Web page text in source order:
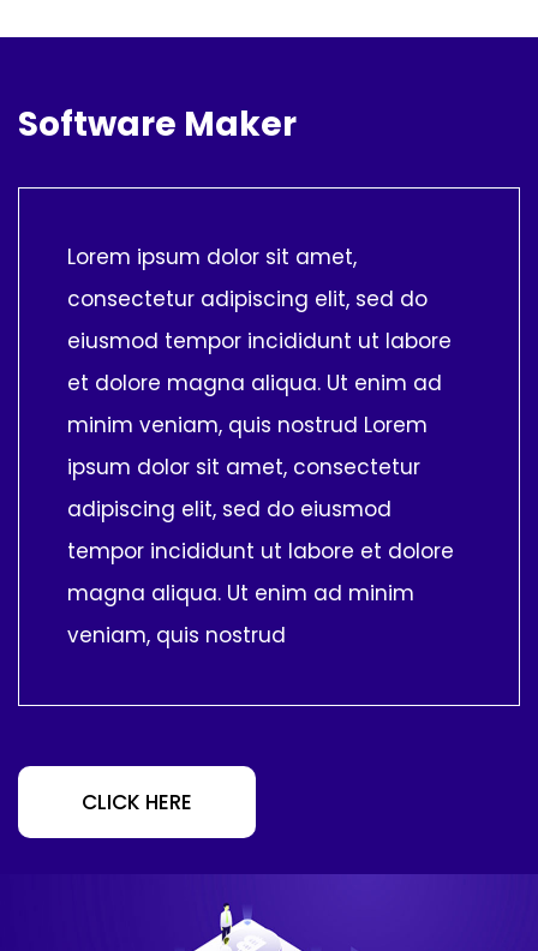
Software Maker
Lorem ipsum dolor sit amet,
consectetur adipiscing elit, sed do
eiusmod tempor incididunt ut labore
et dolore magna aliqua. Ut enim ad
minim veniam, quis nostrud Lorem
ipsum dolor sit amet, consectetur
adipiscing elit, sed do eiusmod
tempor incididunt ut labore et dolore
magna aliqua. Ut enim ad minim
veniam, quis nostrud
CLICK HERE